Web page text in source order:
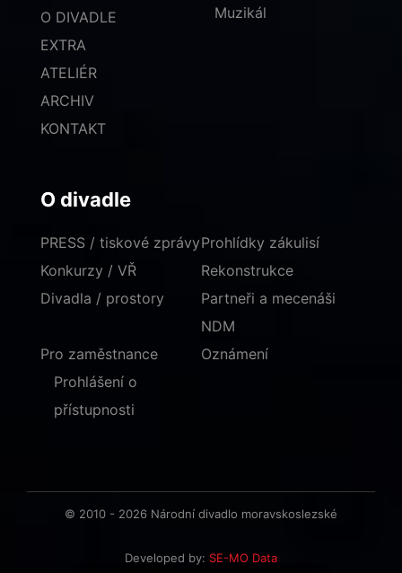
O DIVADLE
EXTRA
ATELIÉR
ARCHIV
KONTAKT
Muzikál
O divadle
PRESS / tiskové zprávy
Konkurzy / VŘ
Divadla / prostory
Prohlídky zákulisí
Rekonstrukce
Partneři a mecenáši
NDM
Pro zaměstnance
Oznámení
Prohlášení o
přístupnosti
© 2010 - 2026 Národní divadlo moravskoslezské
Developed by: SE-MO Data